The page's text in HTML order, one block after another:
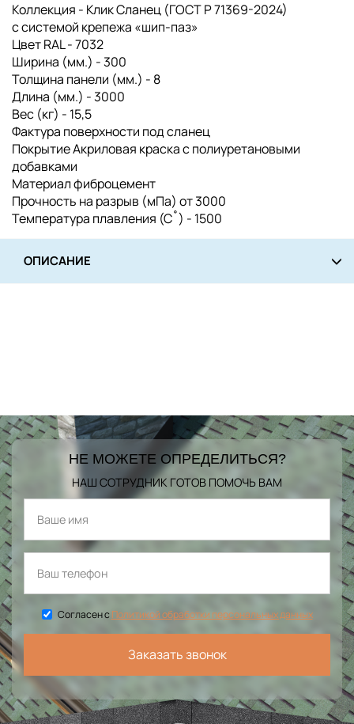
Коллекция - Клик Сланец (ГОСТ Р 71369-2024)
с системой крепежа «шип-паз»
Цвет RAL - 7032
Ширина (мм.) - 300
Толщина панели (мм.) - 8
Длина (мм.) - 3000
Вес (кг) - 15,5
Фактура поверхности под сланец
Покрытие Акриловая краска с полиуретановыми
добавками
Материал фиброцемент
Прочность на разрыв (мПа) от 3000
Температура плавления (С˚) - 1500
ОПИСАНИЕ
НЕ МОЖЕТЕ ОПРЕДЕЛИТЬСЯ?
НАШ СОТРУДНИК ГОТОВ ПОМОЧЬ ВАМ
Согласен сПолитикой обработки персональных данных
Заказать звонок